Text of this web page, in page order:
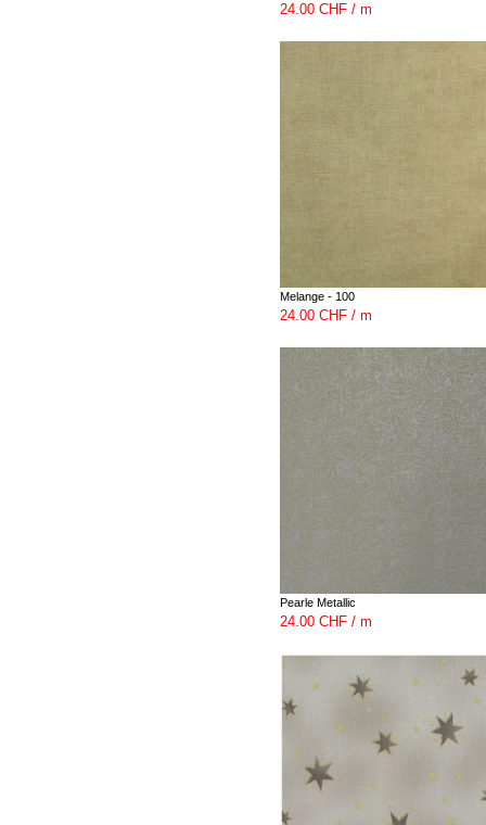
24.00 CHF / m
Melange - 100
24.00 CHF / m
Pearle Metallic
24.00 CHF / m